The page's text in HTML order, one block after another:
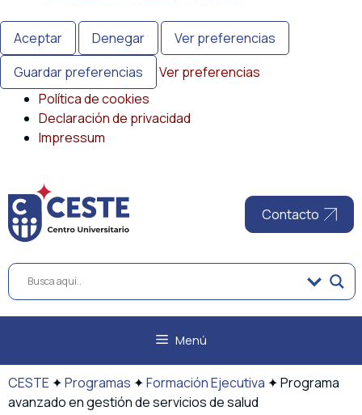
Aceptar Denegar
Ver preferencias
Guardar preferencias
Ver preferencias
Política de cookies
Declaración de privacidad
Impressum
al
contenido
Contacto
Menú
CESTE ✦Programas ✦Formación Ejecutiva ✦Programa
avanzado en gestión de servicios de salud